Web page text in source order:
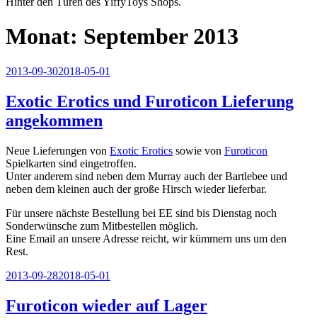
Monat: September 2013
Veröffentlicht
2013-09-302018-05-01
Exotic Erotics und Furoticon Lieferung
angekommen
Neue Lieferungen von Exotic Erotics sowie von Furoticon
Spielkarten sind eingetroffen.
Unter anderem sind neben dem Murray auch der Bartlebee und
neben dem kleinen auch der große Hirsch wieder lieferbar.
Für unsere nächste Bestellung bei EE sind bis Dienstag noch
Sonderwünsche zum Mitbestellen möglich.
Eine Email an unsere Adresse reicht, wir kümmern uns um den
Rest.
Veröffentlicht
2013-09-282018-05-01
Furoticon wieder auf Lager